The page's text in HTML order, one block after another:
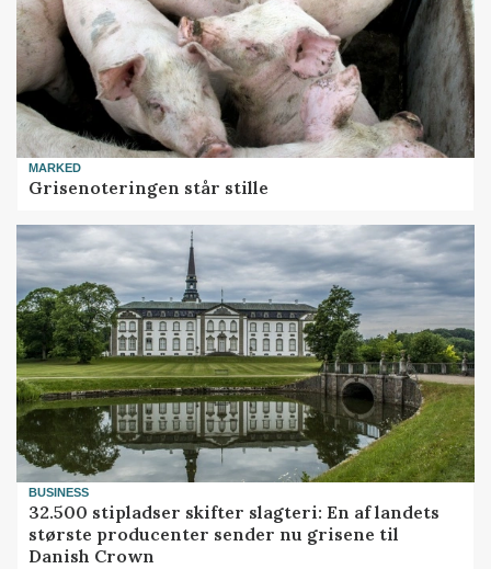
MARKED
Grisenoteringen står stille
BUSINESS
32.500 stipladser skifter slagteri: En af landets
største producenter sender nu grisene til
Danish Crown